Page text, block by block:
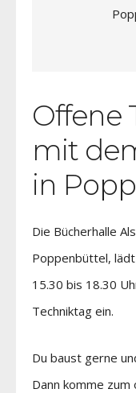
Offene
mit
in
Die Bücherhalle
Poppenbüttel,
15.30 bis 18.30
Techniktag ein.
Du baust gerne
Dann komme